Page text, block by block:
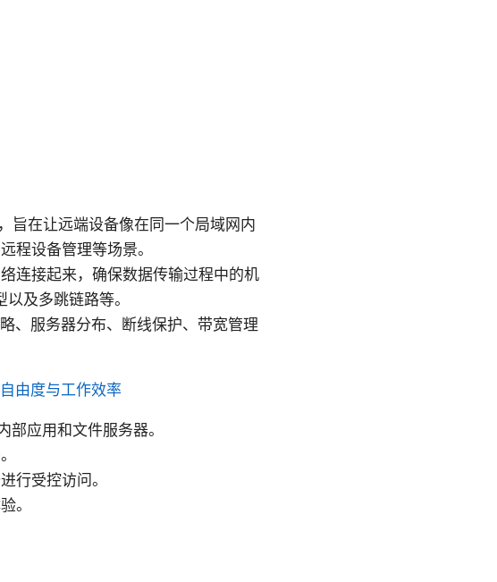
旨在让远端设备像在同一个局域网内
程设备管理等场景。
连接起来，确保数据传输过程中的机
及多跳链路等。
、服务器分布、断线保护、带宽管理
由度与工作效率
应用和文件服务器。
行受控访问。
。